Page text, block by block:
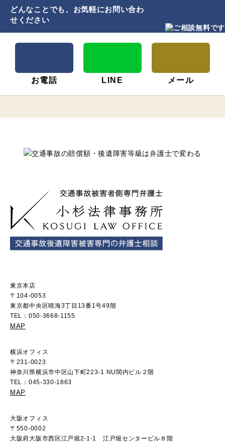
どんなことでも、お気軽にお問い合わ
せください
お電話 LINE メール
東京本店
〒104-0053
東京都中央区晴海3丁目13番1号49階
TEL：050-3668-1155
MAP
横浜オフィス
〒231-0023
神奈川県横浜市中区山下町223-1 NU関内ビル２階
TEL：045-330-1863
MAP
大阪オフィス
〒550-0002
大阪府大阪市西区江戸堀2-1-1 江戸堀センタービル８階